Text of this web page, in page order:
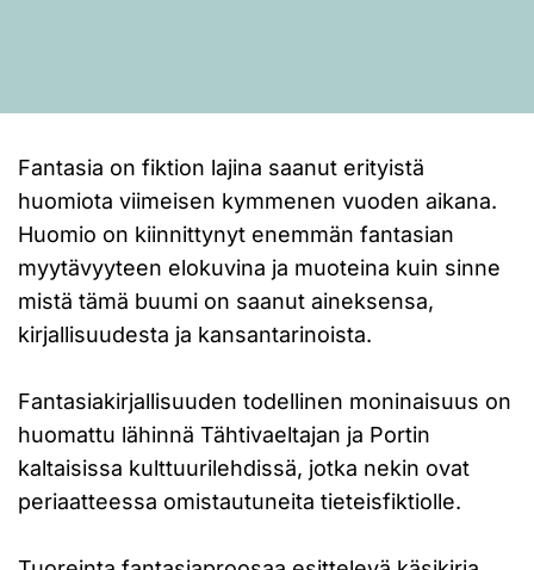
Fantasia on fiktion lajina saanut erityistä
huomiota viimeisen kymmenen vuoden aikana.
Huomio on kiinnittynyt enemmän fantasian
myytävyyteen elokuvina ja muoteina kuin sinne
mistä tämä buumi on saanut aineksensa,
kirjallisuudesta ja kansantarinoista.
Fantasiakirjallisuuden todellinen moninaisuus on
huomattu lähinnä Tähtivaeltajan ja Portin
kaltaisissa kulttuurilehdissä, jotka nekin ovat
periaatteessa omistautuneita tieteisfiktiolle.